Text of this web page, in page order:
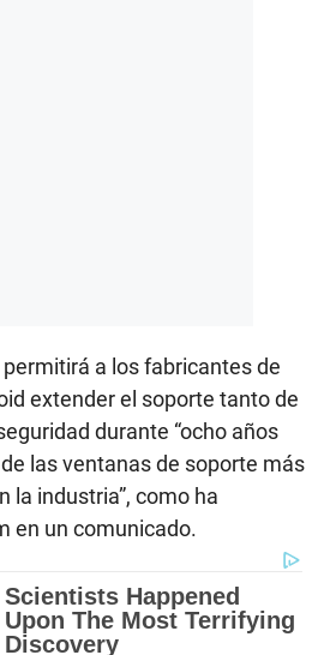
a los fabricantes de
extender el soporte tanto de
durante “ocho años
las ventanas de soporte más
la industria”, como ha
en un comunicado.